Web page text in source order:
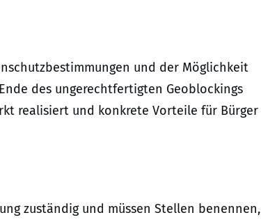
und der Möglichkeit
des ungerechtfertigten Geoblockings
realisiert und konkrete Vorteile für Bürger
zuständig und müssen Stellen benennen,